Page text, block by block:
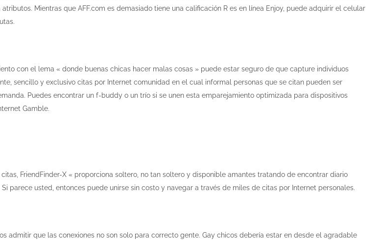
Mientras que AFF.com es demasiado tiene una calificación R es en línea Enjoy, puede adquirir el celular
con el lema « donde buenas chicas hacer malas cosas » puede estar seguro de que capture individuos
sencillo y exclusivo citas por Internet comunidad en el cual informal personas que se citan pueden ser
Puedes encontrar un f-buddy o un trío si se unen esta emparejamiento optimizada para dispositivos
Gamble.
FriendFinder-X « proporciona soltero, no tan soltero y disponible amantes tratando de encontrar diario
parece usted, entonces puede unirse sin costo y navegar a través de miles de citas por Internet personales.
admitir que las conexiones no son solo para correcto gente. Gay chicos debería estar en desde el agradable